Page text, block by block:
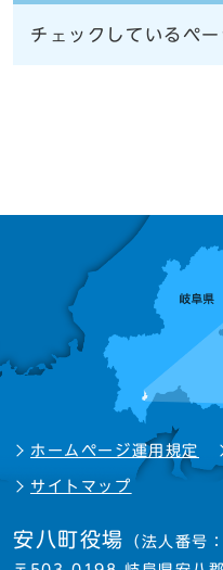
チェックしているペ
ホームページ運用規定
サイトマップ
安八町役場 （法人番